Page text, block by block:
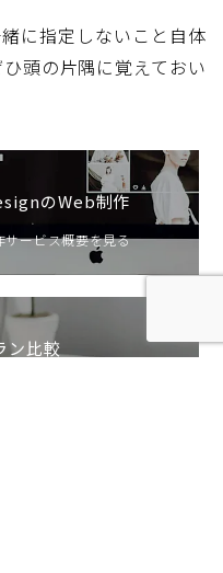
に指定しないこと自体
頭の片隅に覚えておい
のWeb制作
サービス概要を見る
ン比較